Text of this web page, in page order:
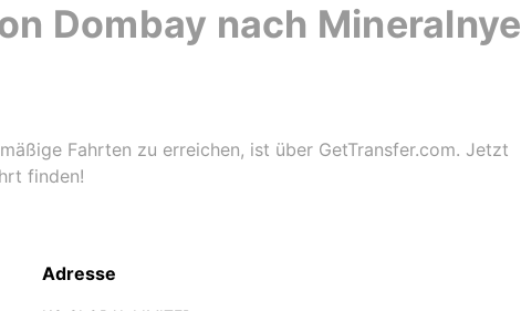
Dombay nach Mineralnye
Fahrten zu erreichen, ist über GetTransfer.com. Jetzt
finden!
Adresse